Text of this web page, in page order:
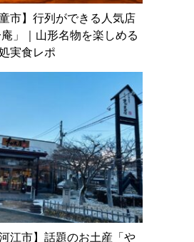
市】行列ができる人気店
庵」｜山形名物を楽しめる
実食レポ
江市】話題のお土産「や